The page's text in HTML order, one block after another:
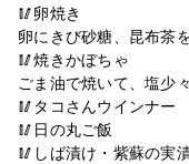
🥢卵焼き
卵にきび砂糖、昆布茶
🥢焼きかぼちゃ
ごま油で焼いて、塩少
🥢タコさんウインナー
🥢日の丸ご飯
🥢しば漬け・紫蘇の実